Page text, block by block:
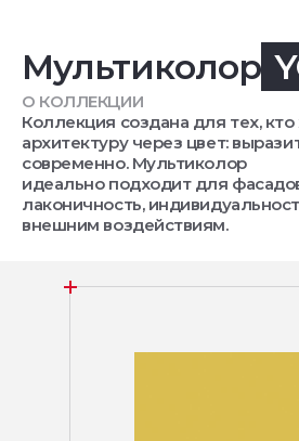
Мультиколор
О КОЛЛЕКЦИИ
Коллекция создана для тех,
архитектуру через цвет:
современно. Мультиколор
идеально подходит для
лаконичность,
внешним воздействиям.